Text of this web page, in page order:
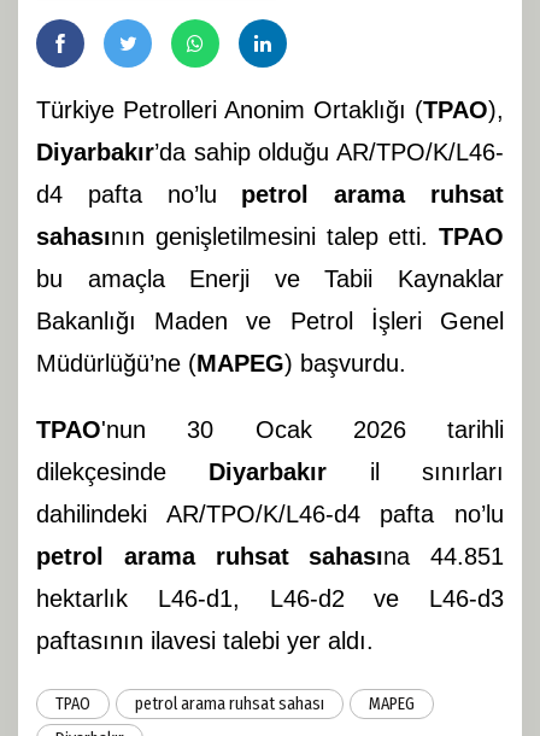
Türkiye Petrolleri Anonim Ortaklığı (TPAO),
Diyarbakır’da sahip olduğu AR/TPO/K/L46-
d4 pafta no’lu petrol arama ruhsat
sahasının genişletilmesini talep etti. TPAO
bu amaçla Enerji ve Tabii Kaynaklar
Bakanlığı Maden ve Petrol İşleri Genel
Müdürlüğü’ne (MAPEG) başvurdu.
TPAO'nun 30 Ocak 2026 tarihli
dilekçesinde Diyarbakır il sınırları
dahilindeki AR/TPO/K/L46-d4 pafta no’lu
petrol arama ruhsat sahasına 44.851
hektarlık L46-d1, L46-d2 ve L46-d3
paftasının ilavesi talebi yer aldı.
TPAO petrol arama ruhsat sahası
MAPEG